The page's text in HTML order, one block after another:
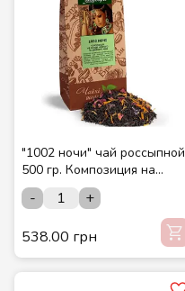
"1002 ночи" чай россыпной
500 гр. Композиция на
основе черного и зеленого
чая. ТМ Чайные шедевры.
-
+
538.00 грн